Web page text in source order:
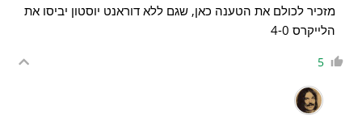
מזכיר לכולם את הטענה כאן, שגם ללא דוראנט יוסטון יביסו את
הלייקרס 4-0
5